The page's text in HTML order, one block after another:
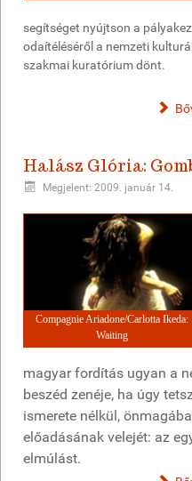
segítséget nyújtson a
odaítéléséről a nemzeti
szakmai kuratórium dönt.
Halász Glória:
Megjelent: 2009. január 14.
Compagnie Ariadone/Carlotta Ikeda:
Waiting
magyar fordítás ugyan a
beszéd zenéje, ha úgy
ismerete nélkül,
előadásának velejét: az
elmúlást.